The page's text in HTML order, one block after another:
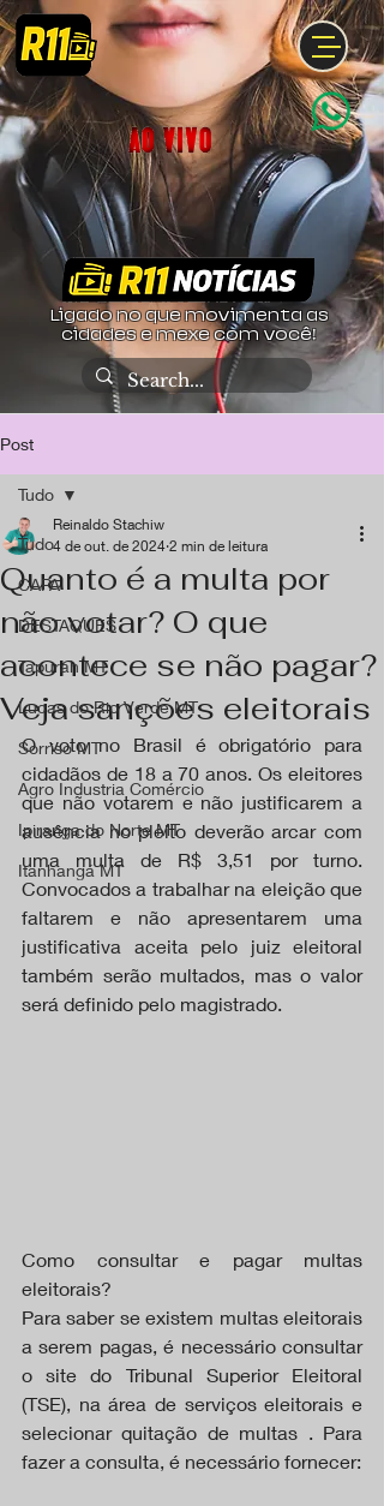
Ligado no que movimenta as
cidades e mexe com você!
Post
Tudo
CAPA
DESTAQUES
Tapurah MT
Lucas do Rio Verde MT
Sorriso MT
Agro Industria Comércio
Ipiranga do Norte MT
Itanhangá MT
Tudo
Quanto é a multa por
não votar? O que
acontece se não pagar?
Veja sanções eleitorais
Reinaldo Stachiw
4 de out. de 2024 2 min de leitura
O voto no Brasil é obrigatório para
cidadãos de 18 a 70 anos. Os eleitores
que não votarem e não justificarem a
ausência no pleito deverão arcar com
uma multa de R$ 3,51 por turno.
Convocados a trabalhar na eleição que
faltarem e não apresentarem uma
justificativa aceita pelo juiz eleitoral
também serão multados, mas o valor
será definido pelo magistrado.
Como consultar e pagar multas
eleitorais?
Para saber se existem multas eleitorais
a serem pagas, é necessário consultar
o site do Tribunal Superior Eleitoral
(TSE), na área de serviços eleitorais e
selecionar quitação de multas . Para
fazer a consulta, é necessário fornecer: